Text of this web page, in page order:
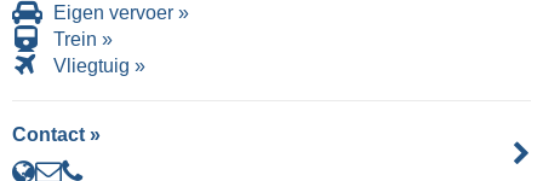
Eigen vervoer »
Trein »
Vliegtuig »
Contact »